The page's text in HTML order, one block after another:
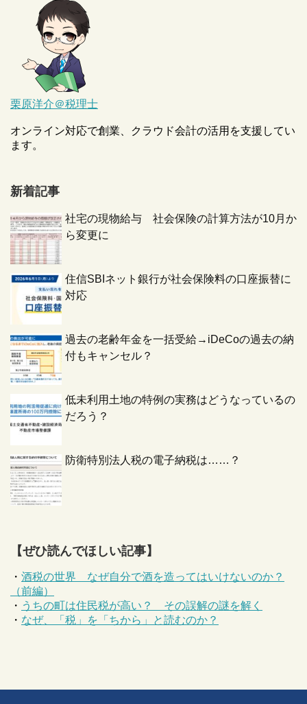
栗原洋介＠税理士
オンライン対応で創業、クラウド会計の活用を支援してい
ます。
新着記事
社宅の現物給与 社会保険の計算方法が10月か
ら変更に
住信SBIネット銀行が社会保険料の口座振替に
対応
過去の老齢年金を一括受給→iDeCoの過去の納
付もキャンセル？
低未利用土地の特例の実務はどうなっているの
だろう？
防衛特別法人税の電子納税は……？
【ぜひ読んでほしい記事】
・ 酒税の世界 なぜ自分で酒を造ってはいけないのか？
（前編）
・ うちの町は住民税が高い？ その誤解の謎を解く
・ なぜ、「税」を「ちから」と読むのか？